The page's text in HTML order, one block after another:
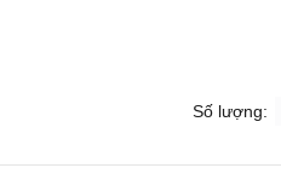
Số lượng: